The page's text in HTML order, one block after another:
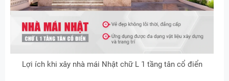
Lợi ích khi xây nhà mái Nhật chữ L 1 tầng tân cổ điển